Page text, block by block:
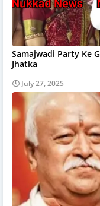
Samajwadi Party Ke
Jhatka
July 27, 2025